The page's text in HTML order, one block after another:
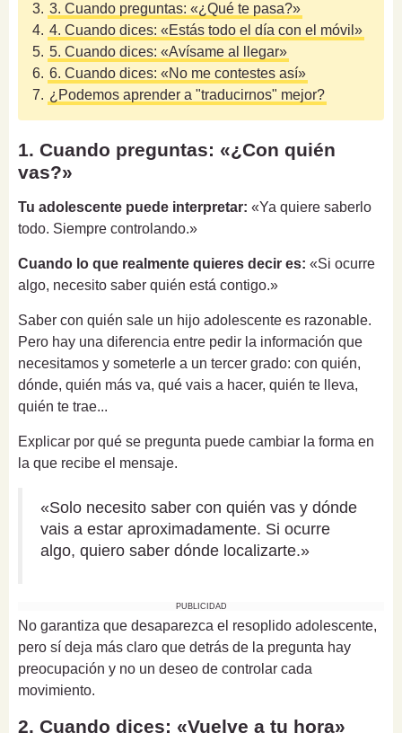
3. 3. Cuando preguntas: «¿Qué te pasa?»
4. 4. Cuando dices: «Estás todo el día con el móvil»
5. 5. Cuando dices: «Avísame al llegar»
6. 6. Cuando dices: «No me contestes así»
7. ¿Podemos aprender a "traducirnos" mejor?
1. Cuando preguntas: «¿Con quién
vas?»
Tu adolescente puede interpretar: «Ya quiere saberlo
todo. Siempre controlando.»
Cuando lo que realmente quieres decir es: «Si ocurre
algo, necesito saber quién está contigo.»
Saber con quién sale un hijo adolescente es razonable.
Pero hay una diferencia entre pedir la información que
necesitamos y someterle a un tercer grado: con quién,
dónde, quién más va, qué vais a hacer, quién te lleva,
quién te trae...
Explicar por qué se pregunta puede cambiar la forma en
la que recibe el mensaje.
«Solo necesito saber con quién vas y dónde
vais a estar aproximadamente. Si ocurre
algo, quiero saber dónde localizarte.»
PUBLICIDAD
No garantiza que desaparezca el resoplido adolescente,
pero sí deja más claro que detrás de la pregunta hay
preocupación y no un deseo de controlar cada
movimiento.
2. Cuando dices: «Vuelve a tu hora»